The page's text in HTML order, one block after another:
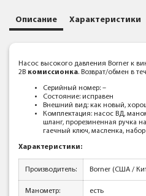
Описание Характеристики
Насос высокого давления Borner к
2B комиссионка. Возврат/обмен в
Серийный номер: –
Состояние: исправен
Внешний вид: как новый,
Комплектация: насос ВД,
шланг, прорезиненная ручка
гаечный ключ, масленка,
Характеристики:
Производитель: Borner (США /
Манометр: есть